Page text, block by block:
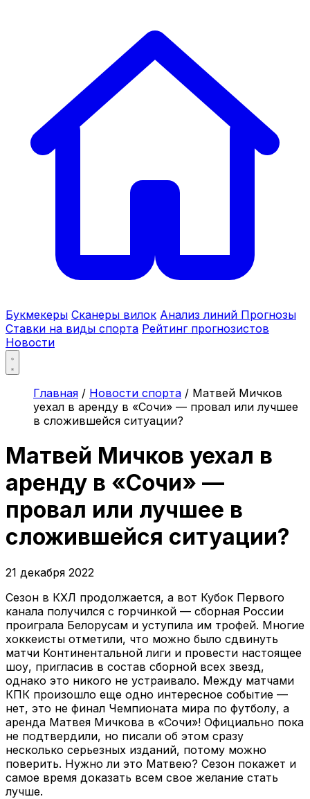
Букмекеры Сканеры вилок Анализ линий Прогнозы
Ставки на виды спорта Рейтинг прогнозистов
Новости
Главная / Новости спорта / Матвей Мичков
уехал в аренду в «Сочи» — провал или лучшее
в сложившейся ситуации?
Матвей Мичков уехал в
аренду в «Сочи» —
провал или лучшее в
сложившейся ситуации?
21 декабря 2022
Сезон в КХЛ продолжается, а вот Кубок Первого
канала получился с горчинкой — сборная России
проиграла Белорусам и уступила им трофей. Многие
хоккеисты отметили, что можно было сдвинуть
матчи Континентальной лиги и провести настоящее
шоу, пригласив в состав сборной всех звезд,
однако это никого не устраивало. Между матчами
КПК произошло еще одно интересное событие —
нет, это не финал Чемпионата мира по футболу, а
аренда Матвея Мичкова в «Сочи»! Официально пока
не подтвердили, но писали об этом сразу
несколько серьезных изданий, потому можно
поверить. Нужно ли это Матвею? Сезон покажет и
самое время доказать всем свое желание стать
лучше.